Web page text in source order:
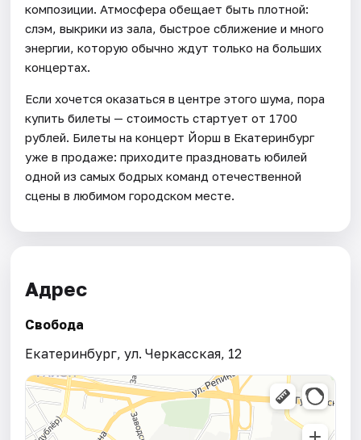
композиции. Атмосфера обещает быть плотной:
слэм, выкрики из зала, быстрое сближение и много
энергии, которую обычно ждут только на больших
концертах.
Если хочется оказаться в центре этого шума, пора
купить билеты — стоимость стартует от 1700
рублей. Билеты на концерт Йорш в Екатеринбург
уже в продаже: приходите праздновать юбилей
одной из самых бодрых команд отечественной
сцены в любимом городском месте.
Адрес
Свобода
Екатеринбург, ул. Черкасская, 12